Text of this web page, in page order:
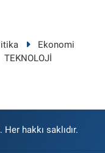
Ekonomi
TEKNOLOJİ
hakkı saklıdır.